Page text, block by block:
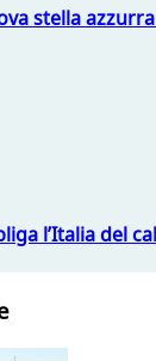
stella
l’Italia del